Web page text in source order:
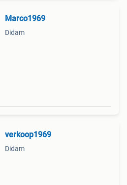
Marco1969
Didam
verkoop1969
Didam